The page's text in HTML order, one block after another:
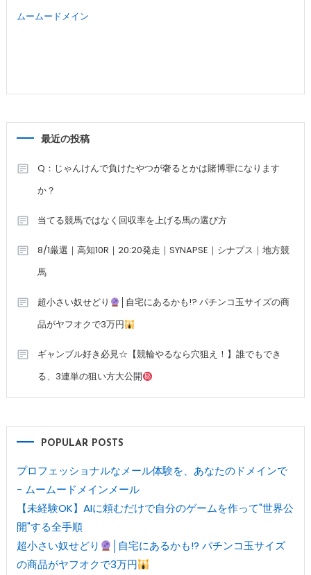
ムームードメイン
最近の投稿
Q：じゃんけんで負けたやつが奢るとかは賭博罪になります
か？
当てる競馬ではなく回収率を上げる馬の選び方
8/1厳選｜高知10R｜20:20発走｜SYNAPSE｜シナプス｜地方競
馬
超小さい奴せどり
│自宅にあるかも!? パチンコ玉サイズの商
品がヤフオクで3万円
ギャンブル好き必見☆【競輪やるなら穴狙え！】誰でもでき
る、3連単の狙い方大公開
POPULAR POSTS
プロフェッショナルなメール体験を、あなたのドメインで
- ムームードメインメール
【未経験OK】AIに頼むだけで自分のゲームを作って"世界公
開"する全手順
超小さい奴せどり
│自宅にあるかも!? パチンコ玉サイズ
の商品がヤフオクで3万円